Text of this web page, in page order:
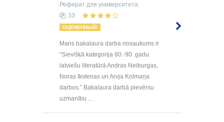
Реферат для университета
33
ОЦЕНЕННЫЙ!
Mans bakalaura darba nosaukums ir
“Sievišķā kategorija 80.-90. gadu
latviešu literatūrā Andras Neiburgas,
Noras Ikstenas un Arvja Kolmaņa
darbos.” Bakalaura darbā pievērsu
uzmanību ...